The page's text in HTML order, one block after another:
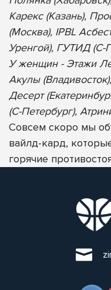
Карекс (Казань),
(Москва), IPBL
Уренгой), ГУТИД (С-
У женщин - Этажи
Акулы
Десерт
(С-Петербург),
Совсем скоро мы
вайлд-кард,
горячие